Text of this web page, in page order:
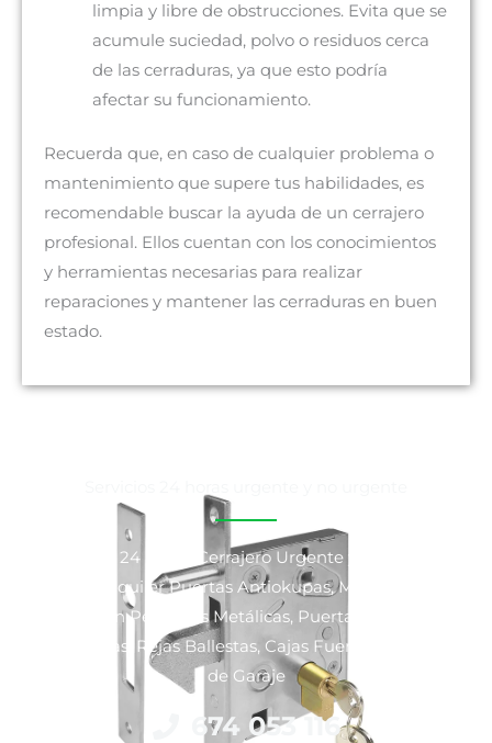
limpia y libre de obstrucciones. Evita que se
acumule suciedad, polvo o residuos cerca
de las cerraduras, ya que esto podría
afectar su funcionamiento.
Recuerda que, en caso de cualquier problema o
mantenimiento que supere tus habilidades, es
recomendable buscar la ayuda de un cerrajero
profesional. Ellos cuentan con los conocimientos
y herramientas necesarias para realizar
reparaciones y mantener las cerraduras en buen
estado.
Cerrajeros 24 horas, Cerrajero Urgente y No Urgente,
Venta y Alquiler Puertas Antiokupas, Motorización y
Reparación Persianas Metálicas, Puertas Blindadas y
Acorazadas, Rejas Ballestas, Cajas Fuertes y Puertas
de Garaje
674 053 116